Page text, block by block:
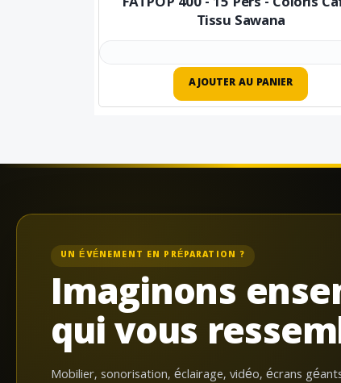
Tissu Sawana
AJOUTER AU PANIER
UN ÉVÉNEMENT EN PRÉPARATION ?
Imaginons
qui vous
Mobilier, sonorisation, éclairage, vidéo, écrans